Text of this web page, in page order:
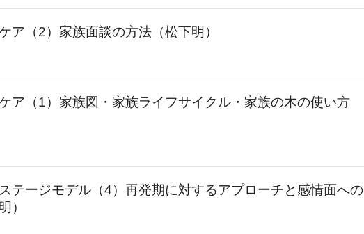
ア（2）家族面談の方法（松下明）
ア（1）家族図・家族ライフサイクル・家族の木の使い方
テージモデル（4）再発期に対するアプローチと感情面への
）